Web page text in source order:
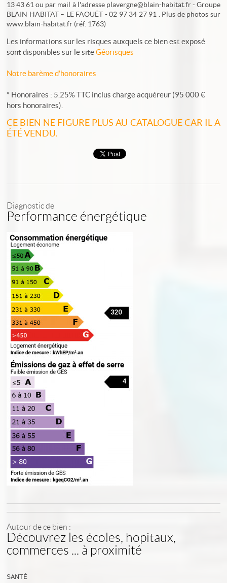
13 43 61 ou par mail à l'adresse plavergne@blain-habitat.fr - Groupe
BLAIN HABITAT – LE FAOUËT - 02 97 34 27 91 . Plus de photos sur
www.blain-habitat.fr (réf. 1763)
Les informations sur les risques auxquels ce bien est exposé
sont disponibles sur le siteGéorisques
Notre barème d'honoraires
* Honoraires : 5.25% TTC inclus charge acquéreur (95 000 €
hors honoraires).
CE BIEN NE FIGURE PLUS AU CATALOGUE CAR IL A
ÉTÉ VENDU.
Diagnostic de
Performance énergétique
Autour de ce bien :
Découvrez les écoles, hopitaux,
commerces ... à proximité
SANTÉ